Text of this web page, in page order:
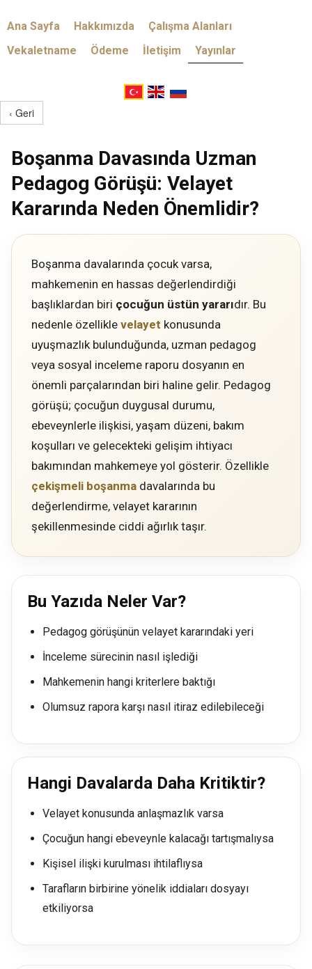
Ana Sayfa Hakkımızda
Çalışma Alanları
Vekaletname
Ödeme İletişim Yayınlar
‹ Geri
Boşanma Davasında Uzman
Pedagog Görüşü: Velayet
Kararında Neden Önemlidir?
Boşanma davalarında çocuk varsa,
mahkemenin en hassas değerlendirdiği
başlıklardan biri çocuğun üstün yararıdır. Bu
nedenle özellikle velayet konusunda
uyuşmazlık bulunduğunda, uzman pedagog
veya sosyal inceleme raporu dosyanın en
önemli parçalarından biri haline gelir. Pedagog
görüşü; çocuğun duygusal durumu,
ebeveynlerle ilişkisi, yaşam düzeni, bakım
koşulları ve gelecekteki gelişim ihtiyacı
bakımından mahkemeye yol gösterir. Özellikle
çekişmeli boşanma davalarında bu
değerlendirme, velayet kararının
şekillenmesinde ciddi ağırlık taşır.
Bu Yazıda Neler Var?
Pedagog görüşünün velayet kararındaki yeri
İnceleme sürecinin nasıl işlediği
Mahkemenin hangi kriterlere baktığı
Olumsuz rapora karşı nasıl itiraz edilebileceği
Hangi Davalarda Daha Kritiktir?
Velayet konusunda anlaşmazlık varsa
Çocuğun hangi ebeveynle kalacağı tartışmalıysa
Kişisel ilişki kurulması ihtilaflıysa
Tarafların birbirine yönelik iddiaları dosyayı
etkiliyorsa